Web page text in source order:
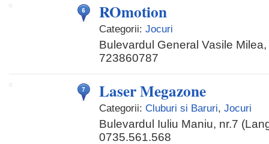
ROmotion
Categorii: Jocuri
Bulevardul General Vasile Milea,
723860787
Laser Megazone
Categorii: Cluburi si Baruri, Jocuri
Bulevardul Iuliu Maniu, nr.7
0735.561.568